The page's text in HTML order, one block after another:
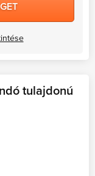
tulajdonú